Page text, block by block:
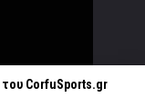
του CorfuSports.gr